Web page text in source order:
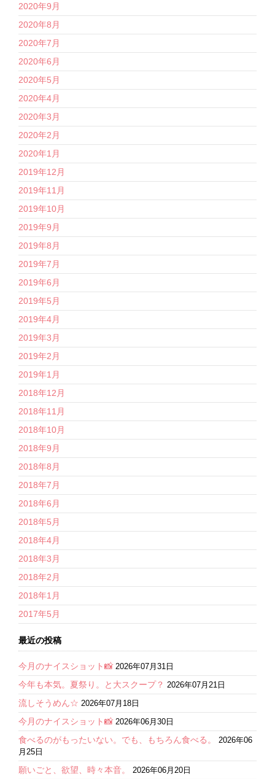
2020年9月
2020年8月
2020年7月
2020年6月
2020年5月
2020年4月
2020年3月
2020年2月
2020年1月
2019年12月
2019年11月
2019年10月
2019年9月
2019年8月
2019年7月
2019年6月
2019年5月
2019年4月
2019年3月
2019年2月
2019年1月
2018年12月
2018年11月
2018年10月
2018年9月
2018年8月
2018年7月
2018年6月
2018年5月
2018年4月
2018年3月
2018年2月
2018年1月
2017年5月
最近の投稿
今月のナイスショット📸 2026年07月31日
今年も本気。夏祭り。と大スクープ？ 2026年07月21日
流しそうめん☆ 2026年07月18日
今月のナイスショット📸 2026年06月30日
食べるのがもったいない。でも、もちろん食べる。
2026年06
月25日
願いごと、欲望、時々本音。 2026年06月20日